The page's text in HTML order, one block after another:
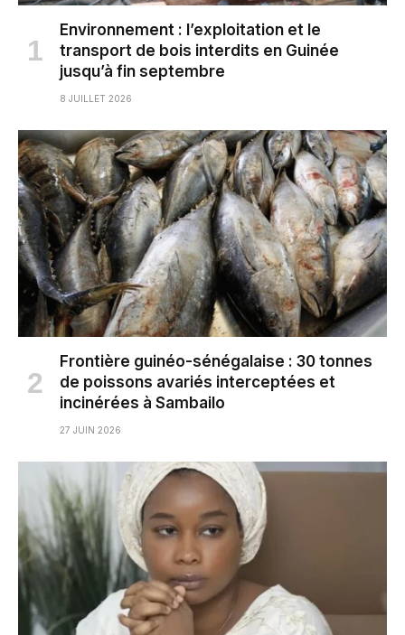
Environnement : l’exploitation et le
transport de bois interdits en Guinée
jusqu’à fin septembre
8 JUILLET 2026
Frontière guinéo-sénégalaise : 30 tonnes
de poissons avariés interceptées et
incinérées à Sambailo
27 JUIN 2026